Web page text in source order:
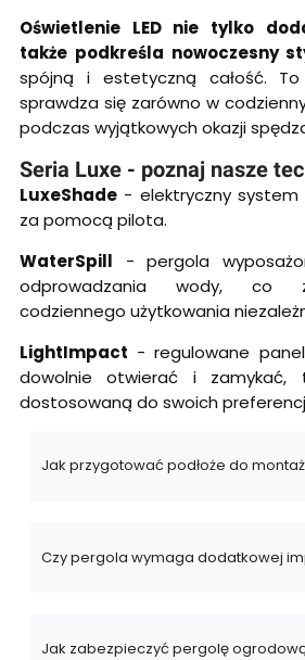
Oświetlenie LED nie tylko
także podkreśla nowoczesny
spójną i estetyczną całość. To
sprawdza się zarówno w
podczas wyjątkowych okazji
Seria Luxe - poznaj nasze
LuxeShade - elektryczny system
za pomocą pilota.
WaterSpill - pergola
odprowadzania wody, co
codziennego użytkowania
LightImpact - regulowane
dowolnie otwierać i zamykać,
dostosowaną do swoich
Jak przygotować podłoże do
Czy pergola wymaga dodatkowej
Jak zabezpieczyć pergolę